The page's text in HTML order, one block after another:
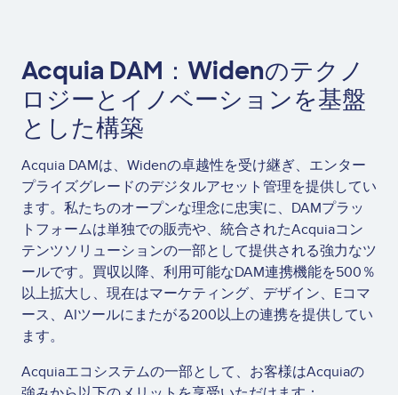
Acquia DAM：Widenのテクノ
ロジーとイノベーションを基盤
とした構築
Acquia DAMは、Widenの卓越性を受け継ぎ、エンター
プライズグレードのデジタルアセット管理を提供してい
ます。私たちのオープンな理念に忠実に、DAMプラッ
トフォームは単独での販売や、統合されたAcquiaコン
テンツソリューションの一部として提供される強力なツ
ールです。買収以降、利用可能なDAM連携機能を500％
以上拡大し、現在はマーケティング、デザイン、Eコマ
ース、AIツールにまたがる200以上の連携を提供してい
ます。
Acquiaエコシステムの一部として、お客様はAcquiaの